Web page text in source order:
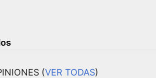
(VER TODAS)